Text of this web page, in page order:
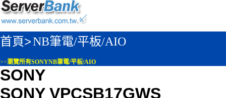
首頁>NB筆電/平板/AIO
>>瀏覽所有SONYNB筆電/平板/AIO
SONY
SONY VPCSB17GWS